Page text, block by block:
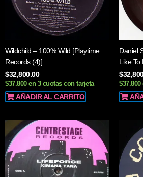
Wildchild – 100% Wild [Playtime
Records (4)]
$32,800.00
$37.800 en 3 cuotas con tarjeta
AÑADIR AL CARRITO
Daniel
Like To
$